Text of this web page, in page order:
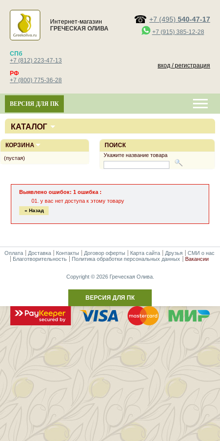
Интернет-магазин
ГРЕЧЕСКАЯ ОЛИВА
+7 (495) 540-47-17
+7 (915) 385-12-28
СПб
+7 (812) 223-47-13
РФ
+7 (800) 775-36-28
вход / регистрация
ВЕРСИЯ ДЛЯ ПК
КАТАЛОГ
Выявлено ошибок: 1 ошибка :
у вас нет доступа к этому товару
« Назад
ПОИСК
Укажите название товара
КОРЗИНА
(пустая)
Оплата Доставка Контакты Договор оферты Карта сайта Друзья
СМИ о нас
Благотворительность
Политика обработки персональных данных Вакансии
Copyright © 2026 Греческая Олива.
ВЕРСИЯ ДЛЯ ПК